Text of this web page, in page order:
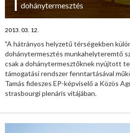
dohánytermesztés
2013. 03. 12.
"A hátrányos helyzetű térségekben
dohánytermesztés munkahelyteremtő
csak a dohánytermesztőknek nyújtott
támogatási rendszer fenntartásával
Tamás fideszes EP-képviselő a Közös
strasbourgi plenáris vitájában.